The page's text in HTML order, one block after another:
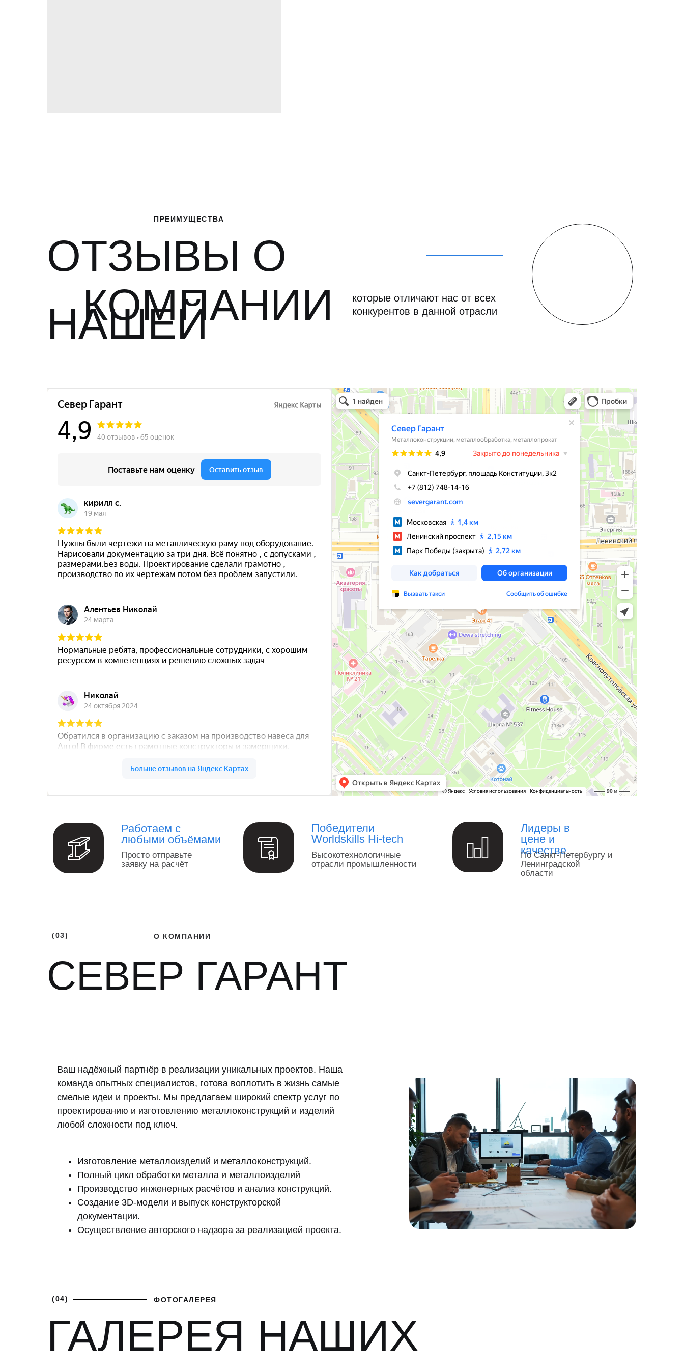
ОТЗЫВЫ О
НАШЕЙ
КОМПАНИИ
ПРЕИМУЩЕСТВА
которые отличают нас от всех
конкурентов в данной отрасли
Север Гарант Групп
Металлоконструкции в Санкт‑Петербурге
Металлообработка в Санкт‑Петербурге
Работаем с
любыми объёмами
Просто отправьте
заявку на расчёт
Лидеры в
цене и
качестве
По Санкт-Петербургу и
Ленинградской
области
Победители
Worldskills Hi-tech
Высокотехнологичные
отрасли промышленности
СЕВЕР ГАРАНТ
(03) О КОМПАНИИ
Ваш надёжный партнёр в реализации уникальных проектов. Наша
команда опытных специалистов, готова воплотить в жизнь самые
смелые идеи и проекты. Мы предлагаем широкий спектр услуг по
проектированию и изготовлению металлоконструкций и изделий
любой сложности под ключ.
Изготовление металлоизделий и металлоконструкций.
Полный цикл обработки металла и металлоизделий
Производство инженерных расчётов и анализ конструкций.
Создание 3D-модели и выпуск конструкторской
документации.
Осуществление авторского надзора за реализацией проекта.
ГАЛЕРЕЯ НАШИХ
(04) ФОТОГАЛЕРЕЯ